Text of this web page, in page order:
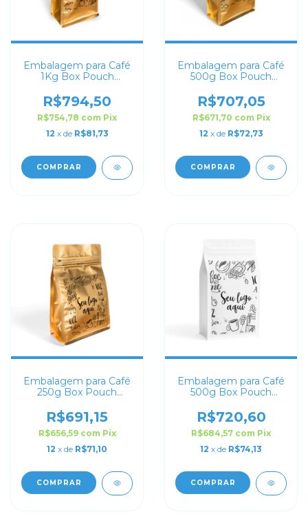
Embalagem para Café
1Kg Box Pouch
Personalizada
R$794,50
R$754,78 com Pix
12 x de R$81,73
COMPRAR
Embalagem para Café
500g Box Pouch
Personalizada
R$707,05
R$671,70 com Pix
12 x de R$72,73
COMPRAR
Embalagem para Café
250g Box Pouch
Personalizada
R$691,15
R$656,59 com Pix
12 x de R$71,10
COMPRAR
Embalagem para Café
500g Box Pouch
R$720,60
R$684,57 com Pix
12 x de R$74,13
COMPRAR